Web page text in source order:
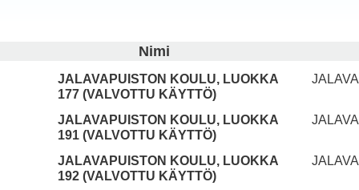
Nimi
JALAVAPUISTON KOULU, LUOKKA
177 (VALVOTTU KÄYTTÖ)
JALAVAPUISTON KOULU, LUOKKA
191 (VALVOTTU KÄYTTÖ)
JALAVAPUISTON KOULU, LUOKKA
192 (VALVOTTU KÄYTTÖ)